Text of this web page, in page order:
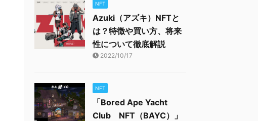
NFT
Azuki（アズキ）NFTと
は？特徴や買い方、将来
性について徹底解説
2022/10/17
NFT
「Bored Ape Yacht
Club NFT（BAYC）」